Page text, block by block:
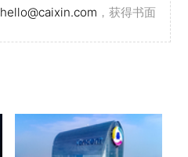
hello@caixin.com ，获得书面